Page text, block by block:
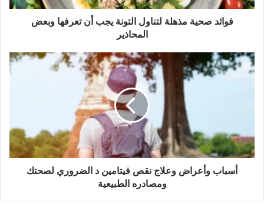
وبعض
المحاذيرفوائد صحية مذهلة لتناول التونة يجب أن تعرفها وبعض
المحاذير
أسباب
وأعراض
الضروري
لصحتك
ومصادره
الطبيعيةأسباب وأعراض وعلاج نقص فيتامين د الضروري لصحتك
ومصادره الطبيعية